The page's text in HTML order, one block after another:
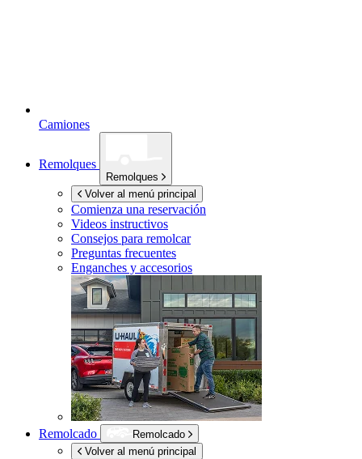
Camiones
Remolques
Remolques
Volver al menú principal
Comienza una reservación
Videos instructivos
Consejos para remolcar
Preguntas frecuentes
Enganches y accesorios
Remolcado
Remolcado
Volver al menú principal